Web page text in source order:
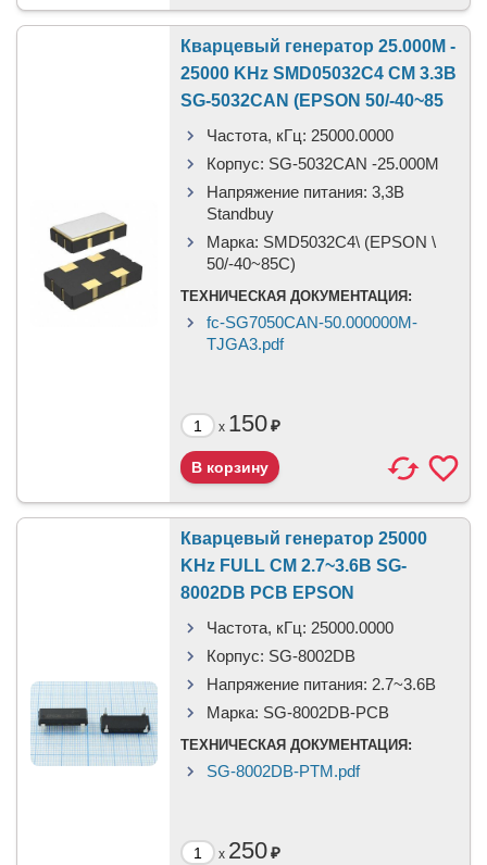
Кварцевый генератор 25.000M -
25000 KHz SMD05032C4 CM 3.3В
SG-5032CAN (EPSON 50/-40~85
Частота, кГц: 25000.0000
Корпус: SG-5032CAN -25.000M
Напряжение питания: 3,3В
Standbuy
Марка: SMD5032C4\ (EPSON \
50/-40~85C)
ТЕХНИЧЕСКАЯ ДОКУМЕНТАЦИЯ:
fc-SG7050CAN-50.000000M-
TJGA3.pdf
x 150₽
Кварцевый генератор 25000
KHz FULL CM 2.7~3.6В SG-
8002DB PCB EPSON
Частота, кГц: 25000.0000
Корпус: SG-8002DB
Напряжение питания: 2.7~3.6В
Марка: SG-8002DB-PCB
ТЕХНИЧЕСКАЯ ДОКУМЕНТАЦИЯ:
SG-8002DB-PTM.pdf
x 250₽